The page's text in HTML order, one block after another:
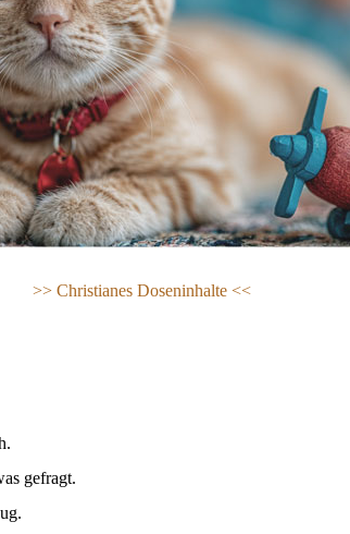
>> Christianes Doseninhalte <<
gefragt.